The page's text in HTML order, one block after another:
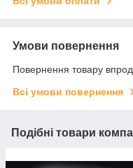
Умови повернення
Повернення товару
Всі умови повернення
Подібні товари